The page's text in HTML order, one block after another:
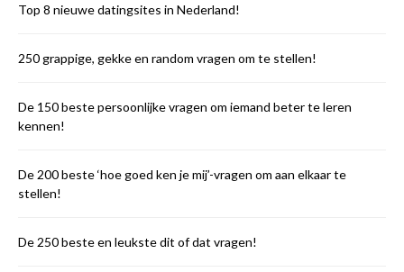
Top 8 nieuwe datingsites in Nederland!
250 grappige, gekke en random vragen om te stellen!
De 150 beste persoonlijke vragen om iemand beter te leren
kennen!
De 200 beste ‘hoe goed ken je mij’-vragen om aan elkaar te
stellen!
De 250 beste en leukste dit of dat vragen!